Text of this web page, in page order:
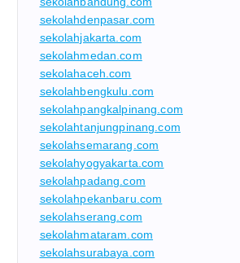
sekolahdenpasar.com
sekolahjakarta.com
sekolahmedan.com
sekolahaceh.com
sekolahbengkulu.com
sekolahpangkalpinang.com
sekolahtanjungpinang.com
sekolahsemarang.com
sekolahyogyakarta.com
sekolahpadang.com
sekolahpekanbaru.com
sekolahserang.com
sekolahmataram.com
sekolahsurabaya.com